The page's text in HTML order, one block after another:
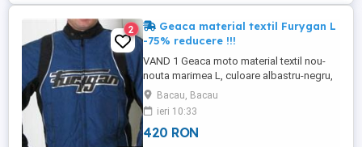
2
Geaca material textil Furygan L
-75% reducere !!!
VAND 1 Geaca moto material textil nou-
nouta marimea L, culoare albastru-negru,
ORIGINAL by Furygan Back Security,
provenienta UE. Pret eticheta 321 euro, se
vinde cu 80 euro. PRODUS NOU! Platiti 25
% din valoarea reala !
Bacau, Bacau
ieri 10:33
420 RON